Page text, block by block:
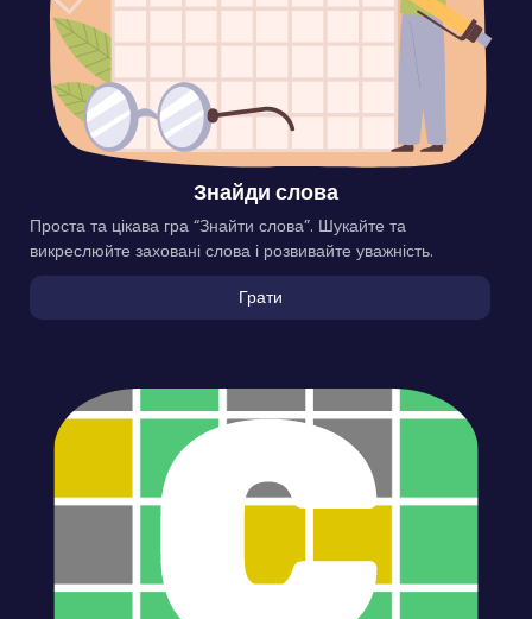
Знайди слова
Проста та цікава гра “Знайти слова”. Шукайте та
викреслюйте заховані слова і розвивайте уважність.
Грати